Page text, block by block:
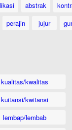
abstrak
perajin jujur
kualitas/kwalitas
kuitansi/kwitansi
lembap/lembab